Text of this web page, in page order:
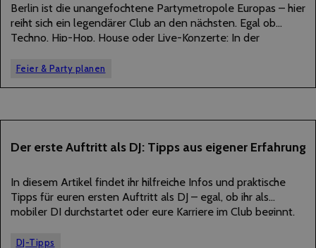
Berlin ist die unangefochtene Partymetropole Europas – hier
reiht sich ein legendärer Club an den nächsten. Egal ob
Techno, Hip-Hop, House oder Live-Konzerte: In der
zu eleganten Rooftop-Locations. Die Auswahl ist…
Feier & Party planen
22
Der erste Auftritt als DJ: Tipps aus eigener Erfahrung
In diesem Artikel findet ihr hilfreiche Infos und praktische
Tipps für euren ersten Auftritt als DJ – egal, ob ihr als
mobiler DJ durchstartet oder eure Karriere im Club beginnt.
ins…
DJ-Tipps